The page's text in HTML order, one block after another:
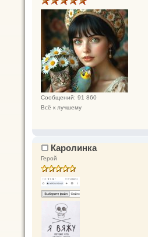
Сообщений: 91 860
Всё к лучшему
Каролинка
Герой